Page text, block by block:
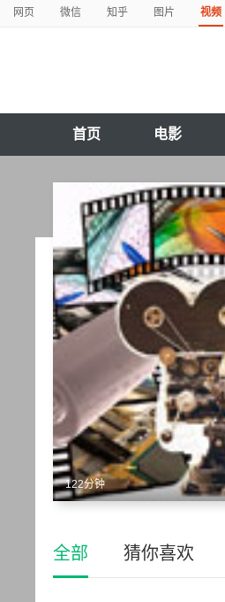
网页 微信 知乎 图片 视频
首页 电影
122分钟
全部 猜你喜欢